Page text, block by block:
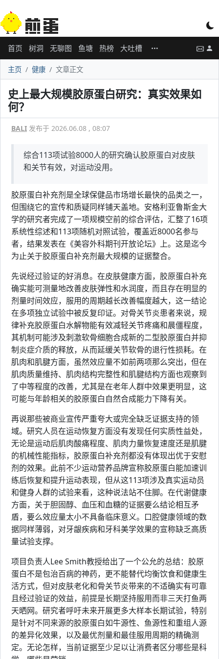
首页 树洞 无聊图 鱼塘 热榜 大吐槽
主页 健康 文章正文
史上最大规模胶原蛋白研究：真实效果如
何？
BALI 发布于 2026.06.08 , 08:07
综合113项试验8000人的研究确认胶原蛋白对皮肤
和关节有效，对运动没用。
胶原蛋白补充剂是全球保健品市场增长最快的品类之一，
但围绕它的宣传和质疑同样铺天盖地。安格利亚鲁斯金大
学的研究者完成了一项规模空前的综合评估，汇整了16项
系统性综述和113项随机对照试验，覆盖近8000名参与
者，结果发表在《美容外科期刊开放论坛》上。这是迄今
为止关于胶原蛋白补充剂最大规模的证据整合。
先说经过验证的好消息。在皮肤健康方面，胶原蛋白补充
确实能可测量地改善皮肤弹性和水润度，而且存在明显的
剂量时间效应，服用的周期越长改善幅度越大，这一结论
在多项独立试验中被反复印证。对骨关节炎患者来说，规
律补充胶原蛋白水解物能有效减轻关节疼痛和晨僵程度，
其机制可能涉及刺激软骨细胞合成新的二型胶原蛋白并抑
制炎症介质的释放，从而延缓关节软骨的退行性损耗。在
肌肉和肌腱方面，虽然效应量不如前两项那么突出，但在
肌肉质量维持、肌肉结构完整性和肌腱结构方面也观察到
了中等程度的改善，尤其是在老年人群中效果更明显，这
可能与年龄相关的胶原蛋白自然合成能力下降有关。
再说那些被商业宣传严重夸大或完全缺乏证据支持的领
域。研究人员在运动恢复方面没有发现任何实质性益处，
无论是运动后肌肉酸痛程度、肌肉力量恢复速度还是肌腱
的机械性能指标，胶原蛋白补充剂都没有体现出优于安慰
剂的效果。此前不少运动营养品牌宣称胶原蛋白能加速训
练后恢复和提升运动表现，但从这113项涉及真实运动员
和健身人群的试验来看，这种说法站不住脚。在代谢健康
方面，关于胆固醇、血压和血糖的证据要么结论相互矛
盾，要么效应量太小不具备临床意义。口腔健康领域的数
据同样薄弱，对牙龈疾病和牙科美学效果的宣称缺乏高质
量试验支撑。
项目负责人Lee Smith教授给出了一个公允的总结：胶原
蛋白不是包治百病的神药，更不能替代均衡饮食和健康生
活方式，但对皮肤老化和骨关节炎带来的不适确实有可靠
且经过验证的效益，前提是长期坚持服用而非三天打鱼两
天晒网。研究者呼吁未来开展更多大样本长期试验，特别
是针对不同来源的胶原蛋白如牛源性、鱼源性和重组人源
的差异化效果，以及最优剂量和最佳服用周期的精确测
定。无论怎样，当前证据至少足以让消费者区分哪些是科